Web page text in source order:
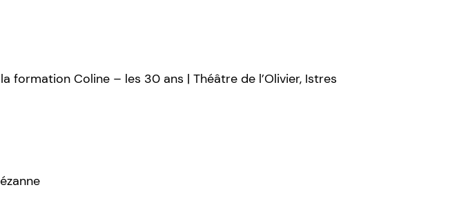
formation Coline – les 30 ans | Théâtre de l’Olivier, Istres